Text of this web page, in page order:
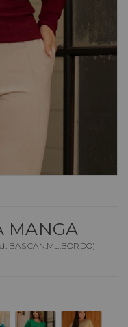
MANGA
BAS.CAN.ML.BORDO)